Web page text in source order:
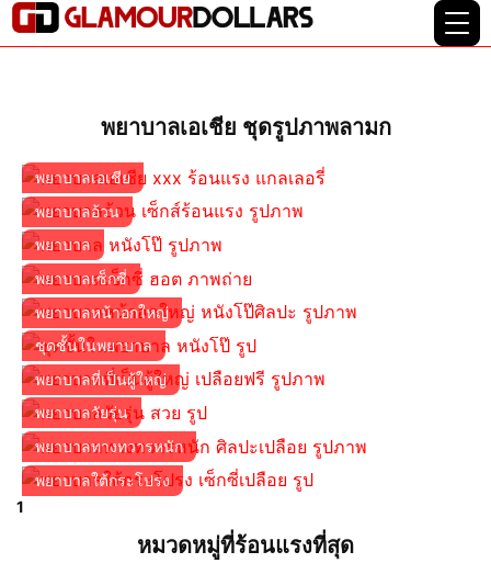
พยาบาลเอเชีย ชุดรูปภาพลามก
พยาบาลเอเชีย
พยาบาลอ้วน
พยาบาล
พยาบาลเซ็กซี่
พยาบาลหน้าอกใหญ่
ชุดชั้นในพยาบาล
พยาบาลที่เป็นผู้ใหญ่
พยาบาลวัยรุ่น
พยาบาลทางทวารหนัก
พยาบาลใต้กระโปรง
1
หมวดหมู่ที่ร้อนแรงที่สุด